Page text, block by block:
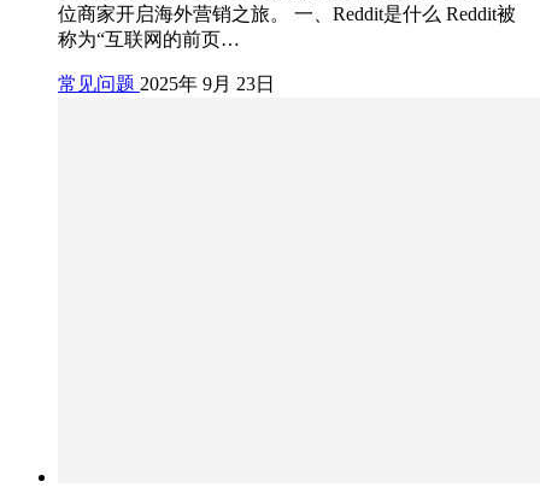
位商家开启海外营销之旅。 一、Reddit是什么 Reddit被
称为“互联网的前页…
常见问题 2025年 9月 23日